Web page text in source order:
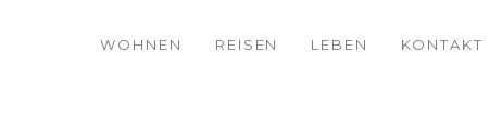
WOHNEN REISEN LEBEN KONTAKT